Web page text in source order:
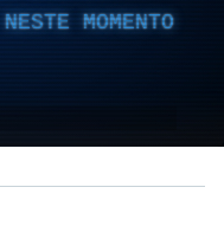
MOMENTO